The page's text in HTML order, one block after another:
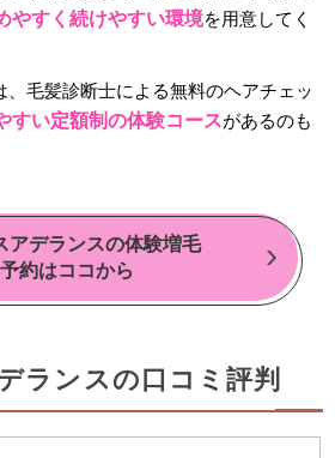
やすく続けやすい環境を用意してく
、毛髪診断士による無料のヘアチェッ
すい定額制の体験コースがあるのも
アデランスの体験増毛
予約はココから
ランスの口コミ評判